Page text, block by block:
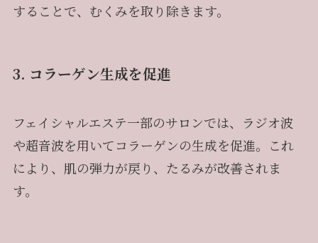
することで、むくみを取り除きます。
3. コラーゲン生成を促進
フェイシャルエステ一部のサロンでは、ラジオ波
や超音波を用いてコラーゲンの生成を促進。これ
により、肌の弾力が戻り、たるみが改善されま
す。